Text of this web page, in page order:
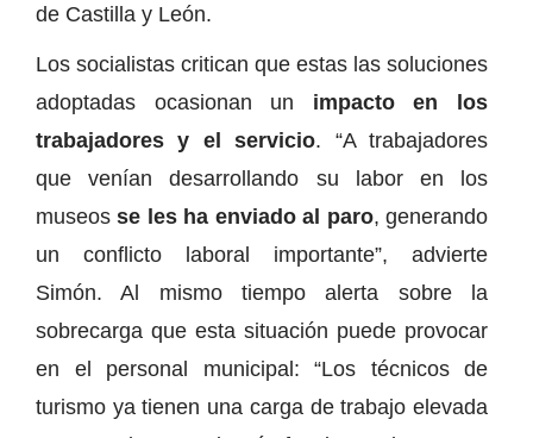
de Castilla y León.
Los socialistas critican que estas las soluciones
adoptadas ocasionan un impacto en los
trabajadores y el servicio. “A trabajadores
que venían desarrollando su labor en los
museosse les ha enviado al paro, generando
un conflicto laboral importante”, advierte
Simón. Al mismo tiempo alerta sobre la
sobrecarga que esta situación puede provocar
en el personal municipal: “Los técnicos de
turismo ya tienen una carga de trabajo elevada